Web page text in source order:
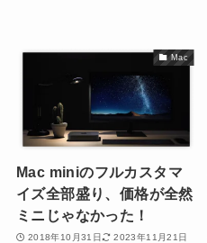
Mac
Mac miniのフルカスタマ
イズ全部盛り、価格が全然
ミニじゃなかった！
2018年10月31日 2023年11月21日